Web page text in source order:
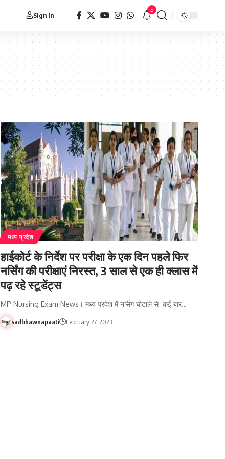
Sign In
5
मध्य प्रदेश
हाईकोर्ट के निर्देश पर परीक्षा के एक दिन पहले फिर
नर्सिंग की परीक्षाएं निरस्त, 3 साल से एक ही क्लास में
पढ़ रहे स्टूडेंट्स
MP Nursing Exam News। मध्य प्रदेश में नर्सिंग घोटाले से कई बार…
sadbhawnapaati February 27, 2023